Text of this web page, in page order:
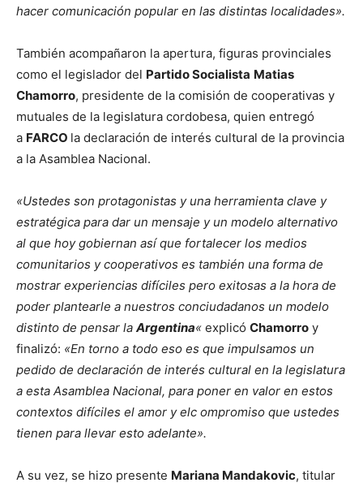
hacer comunicación popular en las distintas localidades».
También acompañaron la apertura, figuras provinciales
como el legislador del Partido Socialista Matias
Chamorro, presidente de la comisión de cooperativas y
mutuales de la legislatura cordobesa, quien entregó
a FARCO la declaración de interés cultural de la provincia
a la Asamblea Nacional.
«Ustedes son protagonistas y una herramienta clave y
estratégica para dar un mensaje y un modelo alternativo
al que hoy gobiernan así que fortalecer los medios
comunitarios y cooperativos es también una forma de
mostrar experiencias difíciles pero exitosas a la hora de
poder plantearle a nuestros conciudadanos un modelo
distinto de pensar la Argentina« explicó Chamorro y
finalizó: «En torno a todo eso es que impulsamos un
pedido de declaración de interés cultural en la legislatura
a esta Asamblea Nacional, para poner en valor en estos
contextos difíciles el amor y elc ompromiso que ustedes
tienen para llevar esto adelante».
A su vez, se hizo presente Mariana Mandakovic, titular